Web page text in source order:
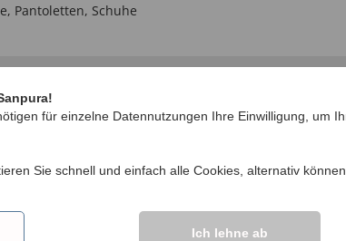
, Pantoletten, Schuhe
IHRE
für einzelne Datennutzungen Ihre Einwilligung, um
Sie schnell und einfach alle Cookies, alternativ
Ich lehne ab